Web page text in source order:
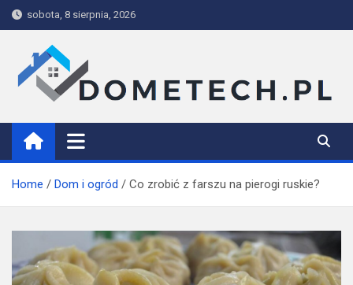
Skip
to
sobota, 8 sierpnia, 2026
Dometech
Home Dom i ogród Co zrobić z farszu na pierogi ruskie?